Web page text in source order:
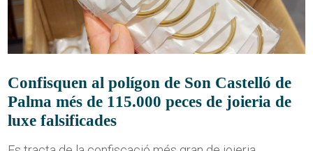
Confisquen al polígon de Son Castelló de
Palma més de 115.000 peces de joieria de
luxe falsificades